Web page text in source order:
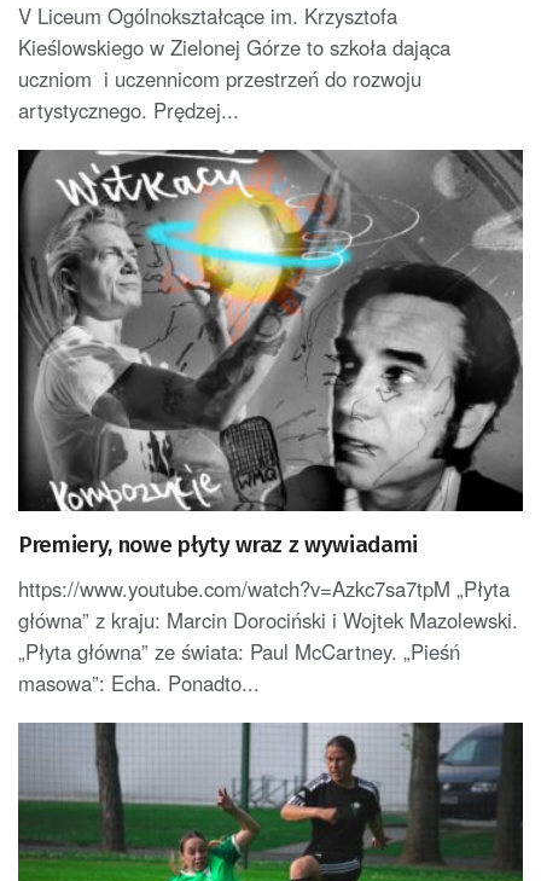
V Liceum Ogólnokształcące im. Krzysztofa
Kieślowskiego w Zielonej Górze to szkoła dająca
uczniom i uczennicom przestrzeń do rozwoju
artystycznego. Prędzej...
Premiery, nowe płyty wraz z wywiadami
https://www.youtube.com/watch?v=Azkc7sa7tpM „Płyta
główna” z kraju: Marcin Dorociński i Wojtek Mazolewski.
„Płyta główna” ze świata: Paul McCartney. „Pieśń
masowa”: Echa. Ponadto...